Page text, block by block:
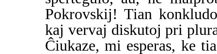
Pokrovskij! Tian
kaj vervaj diskutoj pri
Ĉiukaze, mi esperas, ke